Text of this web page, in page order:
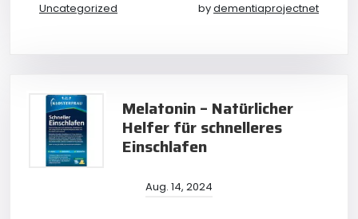
Uncategorized bydementiaprojectnet
Melatonin – Natürlicher
Helfer für schnelleres
Einschlafen
Aug. 14, 2024